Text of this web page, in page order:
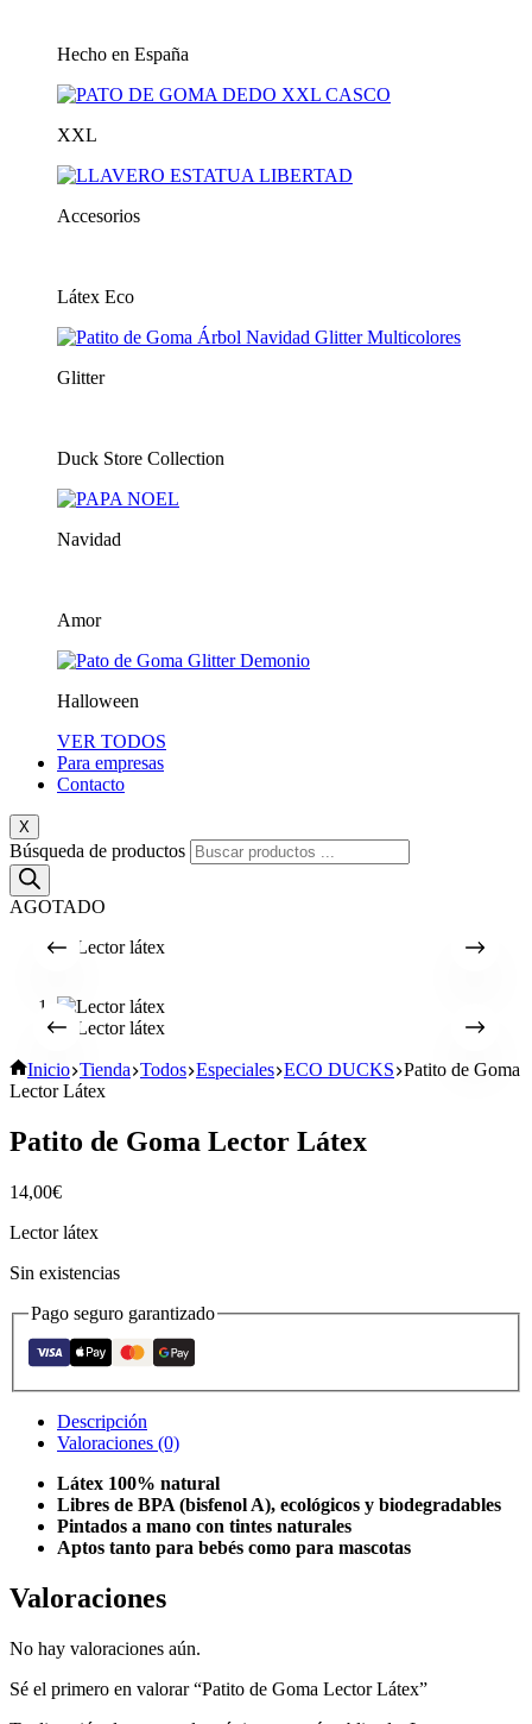
Hecho en España
XXL
Accesorios
Látex Eco
Glitter
Duck Store Collection
Navidad
Amor
Halloween
VER TODOS
Para empresas
Contacto
X
Búsqueda de productos
AGOTADO
Inicio Tienda Todos Especiales ECO DUCKS Patito de Goma
Lector Látex
Patito de Goma Lector Látex
14,00€
Lector látex
Sin existencias
Pago seguro garantizado
Descripción
Valoraciones (0)
Látex 100% natural
Libres de BPA (bisfenol A), ecológicos y biodegradables
Pintados a mano con tintes naturales
Aptos tanto para bebés como para mascotas
Valoraciones
No hay valoraciones aún.
Sé el primero en valorar “Patito de Goma Lector Látex”